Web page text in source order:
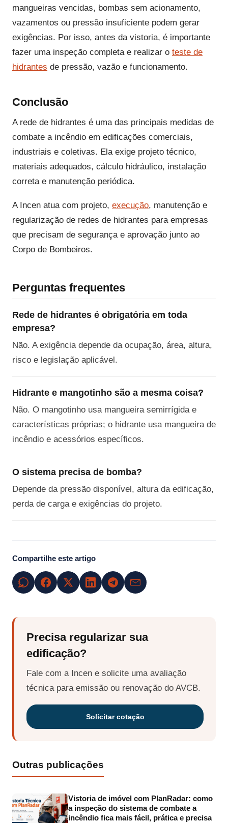
mangueiras vencidas, bombas sem acionamento,
vazamentos ou pressão insuficiente podem gerar
exigências. Por isso, antes da vistoria, é importante
fazer uma inspeção completa e realizar o teste de
hidrantes de pressão, vazão e funcionamento.
Conclusão
A rede de hidrantes é uma das principais medidas de
combate a incêndio em edificações comerciais,
industriais e coletivas. Ela exige projeto técnico,
materiais adequados, cálculo hidráulico, instalação
correta e manutenção periódica.
A Incen atua com projeto, execução, manutenção e
regularização de redes de hidrantes para empresas
que precisam de segurança e aprovação junto ao
Corpo de Bombeiros.
Perguntas frequentes
Rede de hidrantes é obrigatória em toda
empresa?
Não. A exigência depende da ocupação, área, altura,
risco e legislação aplicável.
Hidrante e mangotinho são a mesma coisa?
Não. O mangotinho usa mangueira semirrígida e
características próprias; o hidrante usa mangueira de
incêndio e acessórios específicos.
O sistema precisa de bomba?
Depende da pressão disponível, altura da edificação,
perda de carga e exigências do projeto.
Compartilhe este artigo
Precisa regularizar sua
edificação?
Fale com a Incen e solicite uma avaliação
técnica para emissão ou renovação do AVCB.
Solicitar cotação
Outras publicações
Vistoria de imóvel com PlanRadar: como
a inspeção do sistema de combate a
incêndio fica mais fácil, prática e precisa